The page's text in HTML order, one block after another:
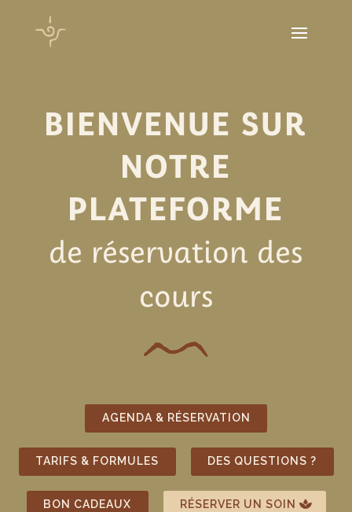
BIENVENUE SUR
NOTRE
PLATEFORME
de réservation des
cours
AGENDA & RÉSERVATION
TARIFS & FORMULES DES QUESTIONS ?
BON CADEAUX RÉSERVER UN SOIN